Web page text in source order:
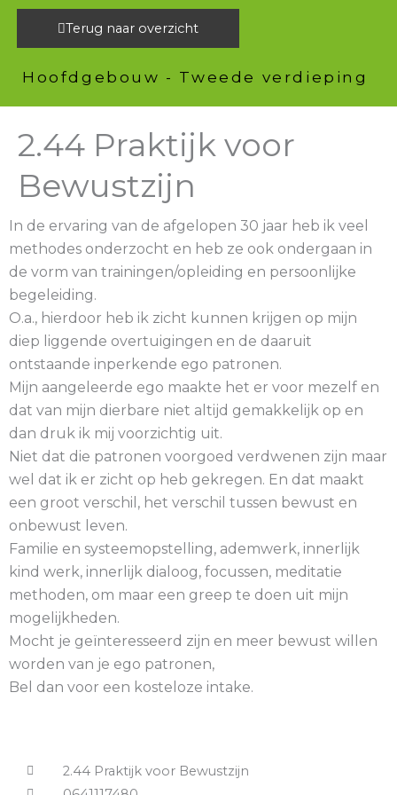
inhoud
Terug naar overzicht
Hoofdgebouw - Tweede verdieping
2.44 Praktijk voor Bewustzijn
2.44 Praktijk voor
Bewustzijn
In de ervaring van de afgelopen 30 jaar heb ik veel
methodes onderzocht en heb ze ook ondergaan in
de vorm van trainingen/opleiding en persoonlijke
begeleiding.
O.a., hierdoor heb ik zicht kunnen krijgen op mijn
diep liggende overtuigingen en de daaruit
ontstaande inperkende ego patronen.
Mijn aangeleerde ego maakte het er voor mezelf en
dat van mijn dierbare niet altijd gemakkelijk op en
dan druk ik mij voorzichtig uit.
Niet dat die patronen voorgoed verdwenen zijn maar
wel dat ik er zicht op heb gekregen. En dat maakt
een groot verschil, het verschil tussen bewust en
onbewust leven.
Familie en systeemopstelling, ademwerk, innerlijk
kind werk, innerlijk dialoog, focussen, meditatie
methoden, om maar een greep te doen uit mijn
mogelijkheden.
Mocht je geïnteresseerd zijn en meer bewust willen
worden van je ego patronen,
Bel dan voor een kosteloze intake.